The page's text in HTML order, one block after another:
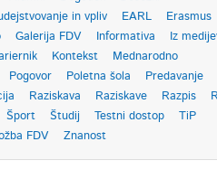
in vpliv EARL
Erasmus
Galerija FDV Informativa
Iz
Kontekst
Mednarodno
Pogovor Poletna šola
Predavanje
Raziskava Raziskave Razpis
Šport Študij Testni dostop
TiP
FDV Znanost